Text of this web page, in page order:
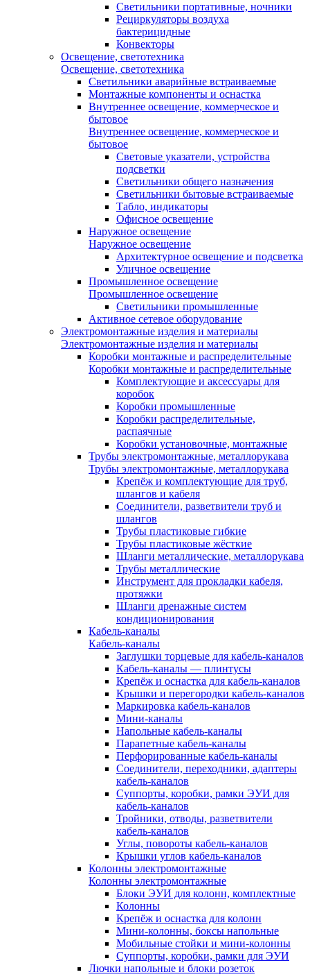
Светильники портативные, ночники
Рециркуляторы воздуха
бактерицидные
Конвекторы
Освещение, светотехника
Освещение, светотехника
Светильники аварийные встраиваемые
Монтажные компоненты и оснастка
Внутреннее освещение, коммерческое и
бытовое
Внутреннее освещение, коммерческое и
бытовое
Световые указатели, устройства
подсветки
Светильники общего назначения
Светильники бытовые встраиваемые
Табло, индикаторы
Офисное освещение
Наружное освещение
Наружное освещение
Архитектурное освещение и подсветка
Уличное освещение
Промышленное освещение
Промышленное освещение
Светильники промышленные
Активное сетевое оборудование
Электромонтажные изделия и материалы
Электромонтажные изделия и материалы
Коробки монтажные и распределительные
Коробки монтажные и распределительные
Комплектующие и аксессуары для
коробок
Коробки промышленные
Коробки распределительные,
распаячные
Коробки установочные, монтажные
Трубы электромонтажные, металлорукава
Трубы электромонтажные, металлорукава
Крепёж и комплектующие для труб,
шлангов и кабеля
Соединители, разветвители труб и
шлангов
Трубы пластиковые гибкие
Трубы пластиковые жёсткие
Шланги металлические, металлорукава
Трубы металлические
Инструмент для прокладки кабеля,
протяжки
Шланги дренажные систем
кондиционирования
Кабель-каналы
Кабель-каналы
Заглушки торцевые для кабель-каналов
Кабель-каналы — плинтусы
Крепёж и оснастка для кабель-каналов
Крышки и перегородки кабель-каналов
Маркировка кабель-каналов
Мини-каналы
Напольные кабель-каналы
Парапетные кабель-каналы
Перфорированные кабель-каналы
Соединители, переходники, адаптеры
кабель-каналов
Суппорты, коробки, рамки ЭУИ для
кабель-каналов
Тройники, отводы, разветвители
кабель-каналов
Углы, повороты кабель-каналов
Крышки углов кабель-каналов
Колонны электромонтажные
Колонны электромонтажные
Блоки ЭУИ для колонн, комплектные
Колонны
Крепёж и оснастка для колонн
Мини-колонны, боксы напольные
Мобильные стойки и мини-колонны
Суппорты, коробки, рамки для ЭУИ
Лючки напольные и блоки розеток